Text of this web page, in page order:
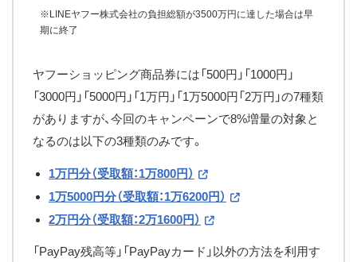
※LINEヤフー株式会社の負担総額が3500万円に達した場合は早
期に終了
ヤフーショッピング商品券には「500円」「1000円」
「3000円」「5000円」「1万円」「1万5000円「2万円」の7種類
がありますが、今回のキャンペーンで8%増量の対象と
なるのは以下の3種類のみです。
1万円分（受取額：1万800円）
1万5000円分（受取額：1万6200円）
2万円分（受取額：2万1600円）
「PayPay残高等」「PayPayカード」以外の方法を利用す